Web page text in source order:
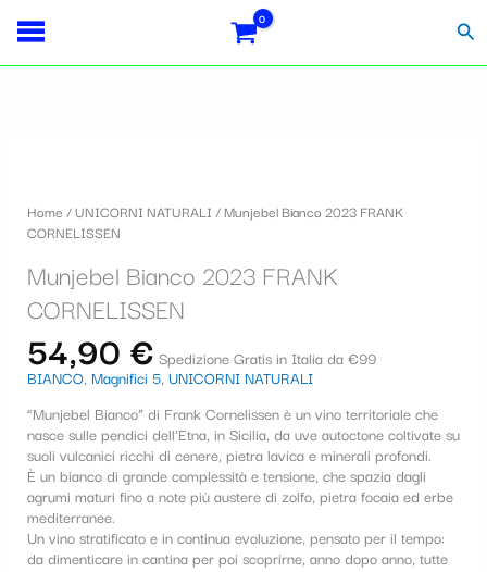
contenuto
Home /UNICORNI NATURALI / Munjebel Bianco 2023 FRANK
CORNELISSEN
Munjebel Bianco 2023 FRANK
CORNELISSEN
54,90 € Spedizione Gratis in Italia da €99
BIANCO, Magnifici 5, UNICORNI NATURALI
“Munjebel Bianco” di Frank Cornelissen è un vino territoriale che
nasce sulle pendici dell’Etna, in Sicilia, da uve autoctone coltivate su
suoli vulcanici ricchi di cenere, pietra lavica e minerali profondi.
È un bianco di grande complessità e tensione, che spazia dagli
agrumi maturi fino a note più austere di zolfo, pietra focaia ed erbe
mediterranee.
Un vino stratificato e in continua evoluzione, pensato per il tempo:
da dimenticare in cantina per poi scoprirne, anno dopo anno, tutte
FRANK
CORNELISSEN
S
o
n
c
a
t
e
fiscale:
Carrello: